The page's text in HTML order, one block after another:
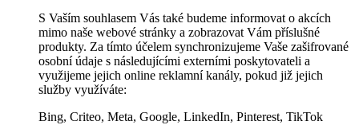
S Vaším souhlasem Vás také budeme informovat o akcích
mimo naše webové stránky a zobrazovat Vám příslušné
produkty. Za tímto účelem synchronizujeme Vaše zašifrované
osobní údaje s následujícími externími poskytovateli a
využijeme jejich online reklamní kanály, pokud již jejich
služby využíváte:
Bing, Criteo, Meta, Google, LinkedIn, Pinterest, TikTok